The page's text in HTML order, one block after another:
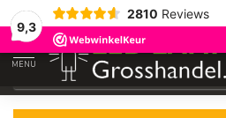
9,3
2810 Reviews
Gegarandeerde delaagste prijs
MENU